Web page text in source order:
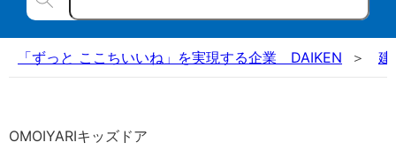
「ずっと ここちいいね」を実現する企業 DAIKEN 建
OMOIYARIキッズドア